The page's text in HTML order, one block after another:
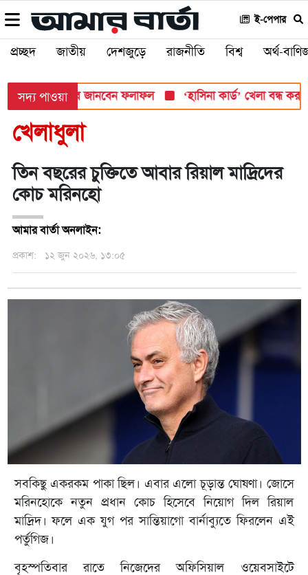
ই-পেপার
প্রচ্ছদ জাতীয় দেশজুড়ে রাজনীতি বিশ্ব অর্থ-
সদ্য পাওয়া
যেভাবে জানবেন ফলাফল ‘হাসিনা কার্ড’ খেলা বন্ধ করতে
খেলাধুলা
তিন বছরের চুক্তিতে আবার রিয়াল মাদ্রিদের
কোচ মরিনহো
আমার বার্তা অনলাইন:
প্রকাশ: ১২ জুন ২০২৬, ১৩:০৫
সবকিছু একরকম পাকা ছিল। এবার এলো চূড়ান্ত ঘোষণা। জোসে
মরিনহোকে নতুন প্রধান কোচ হিসেবে নিয়োগ দিল রিয়াল
মাদ্রিদ। ফলে এক যুগ পর সান্তিয়াগো বার্নাব্যুতে ফিরলেন এই
পর্তুগিজ।
বৃহস্পতিবার রাতে নিজেদের অফিসিয়াল ওয়েবসাইটে